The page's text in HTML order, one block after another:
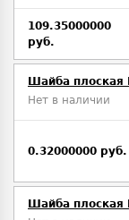
109.35000000
руб.
Шайба плоская
Нет в наличии
0.32000000 руб.
Шайба плоская